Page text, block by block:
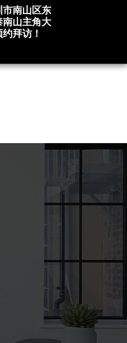
市南山区东
南山主角大
拜访！